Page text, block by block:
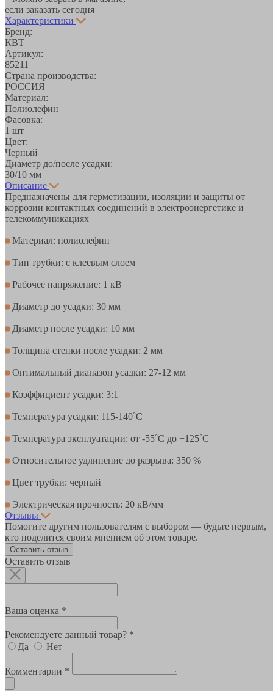
если заказать сегодня
Характеристики
Бренд:
КВТ
Артикул:
85211
Страна производства:
РОССИЯ
Материал:
Полиолефин
Фасовка:
1 шт
Цвет:
Черный
Диаметр до/после усадки:
30/10 мм
Описание
Предназначены для герметизации, изоляции и защиты от
коррозии контактных соединений в электроэнергетике и
телекоммуникациях
Материал: полиолефин
Тип трубки: с клеевым слоем
Рабочее напряжение: 1 кВ
Диаметр до усадки: 30 мм
Диаметр после усадки: 10 мм
Толщина стенки после усадки: 2 мм
Оптимальный диапазон усадки: 27-12 мм
Коэффициент усадки: 3:1
Температура усадки: 115-140˚С
Температура эксплуатации: от -55˚С до +125˚С
Относительное удлинение до разрыва: 350 %
Цвет трубки: черный
Электрическая прочность: 20 кВ/мм
Отзывы
Помогите другим пользователям с выбором — будьте первым,
кто поделится своим мнением об этом товаре.
Оставить отзыв
Оставить отзыв
Ваша оценка *
Рекомендуете данный товар? *
Да
Нет
Комментарии *